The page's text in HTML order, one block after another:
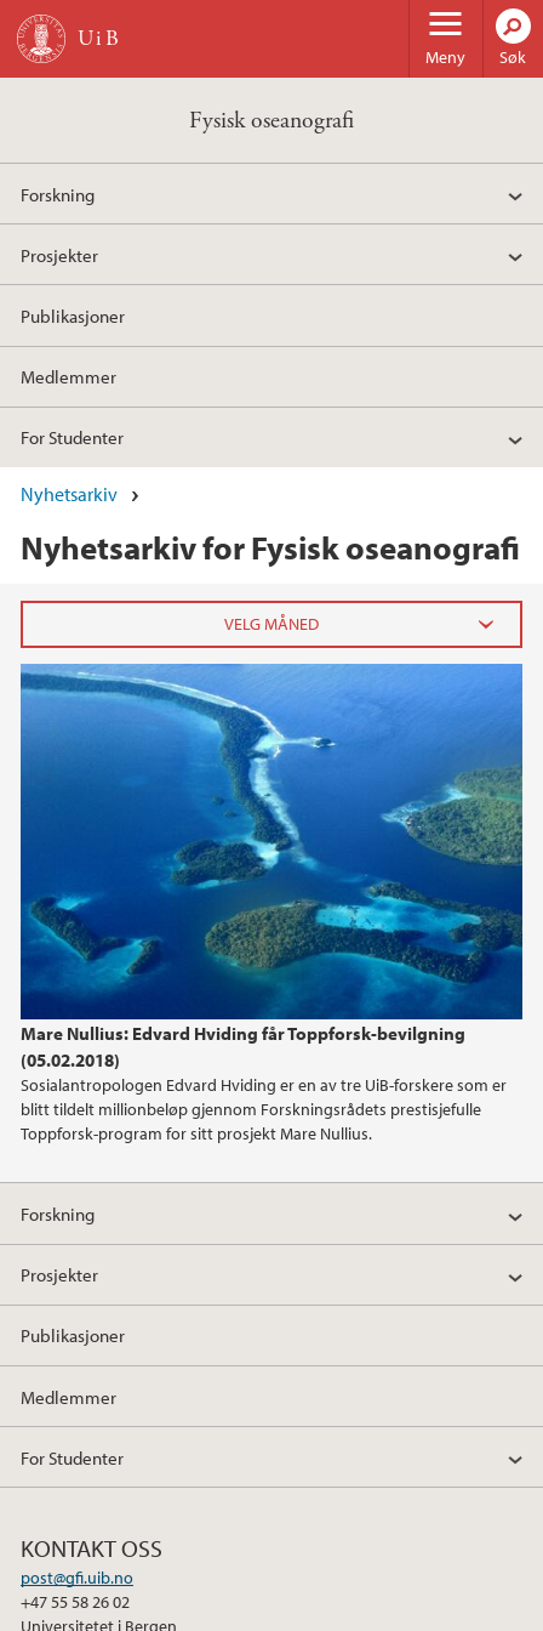
Hopp til hovedinnhold
Meny Søk
Fysisk oseanografi
Forskning
Prosjekter
Publikasjoner
Medlemmer
For Studenter
Nyhetsarkiv
Nyhetsarkiv for Fysisk oseanografi
Mare Nullius: Edvard Hviding får Toppforsk-bevilgning
(05.02.2018)
Sosialantropologen Edvard Hviding er en av tre UiB-forskere som er
blitt tildelt millionbeløp gjennom Forskningsrådets prestisjefulle
Toppforsk-program for sitt prosjekt Mare Nullius.
mai (1)
mars (1)
2020
2019
2018
2017
2015
2014
2013
2012
2011
2010
Forskning
Prosjekter
Publikasjoner
Medlemmer
For Studenter
KONTAKT OSS
post@gfi.uib.no
+47 55 58 26 02
Universitetet i Bergen